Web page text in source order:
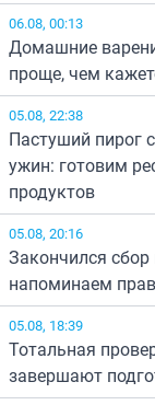
06.08, 00:13
Домашние
проще, чем
05.08, 22:38
Пастуший пирог
ужин: готовим
продуктов
05.08, 20:16
Закончился
напоминаем
05.08, 18:39
Тотальная
завершают